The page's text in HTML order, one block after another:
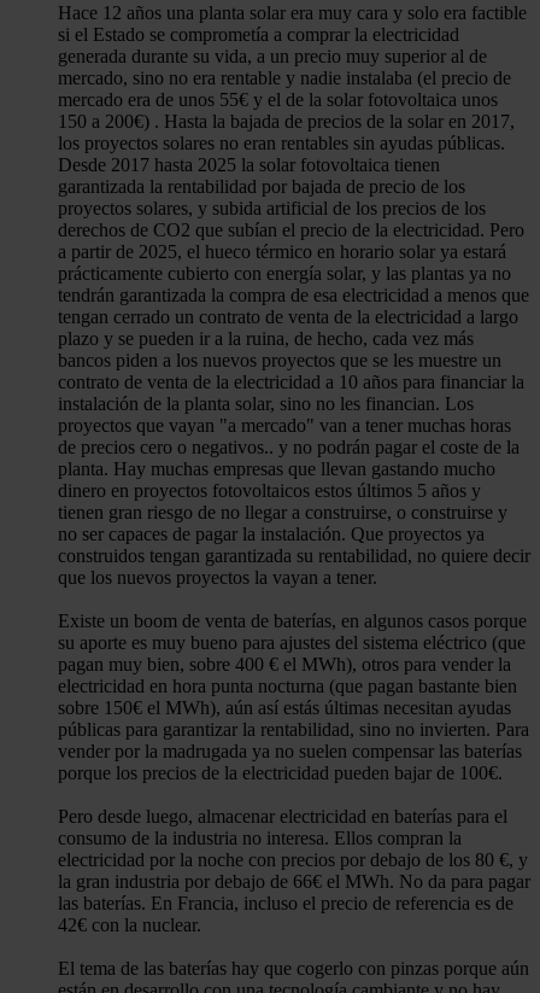
Hace 12 años una planta solar era muy cara y solo era factible
si el Estado se comprometía a comprar la electricidad
generada durante su vida, a un precio muy superior al de
mercado, sino no era rentable y nadie instalaba (el precio de
mercado era de unos 55€ y el de la solar fotovoltaica unos
150 a 200€) . Hasta la bajada de precios de la solar en 2017,
los proyectos solares no eran rentables sin ayudas públicas.
Desde 2017 hasta 2025 la solar fotovoltaica tienen
garantizada la rentabilidad por bajada de precio de los
proyectos solares, y subida artificial de los precios de los
derechos de CO2 que subían el precio de la electricidad. Pero
a partir de 2025, el hueco térmico en horario solar ya estará
prácticamente cubierto con energía solar, y las plantas ya no
tendrán garantizada la compra de esa electricidad a menos que
tengan cerrado un contrato de venta de la electricidad a largo
plazo y se pueden ir a la ruina, de hecho, cada vez más
bancos piden a los nuevos proyectos que se les muestre un
contrato de venta de la electricidad a 10 años para financiar la
instalación de la planta solar, sino no les financian. Los
proyectos que vayan "a mercado" van a tener muchas horas
de precios cero o negativos.. y no podrán pagar el coste de la
planta. Hay muchas empresas que llevan gastando mucho
dinero en proyectos fotovoltaicos estos últimos 5 años y
tienen gran riesgo de no llegar a construirse, o construirse y
no ser capaces de pagar la instalación. Que proyectos ya
construidos tengan garantizada su rentabilidad, no quiere decir
que los nuevos proyectos la vayan a tener.
Existe un boom de venta de baterías, en algunos casos porque
su aporte es muy bueno para ajustes del sistema eléctrico (que
pagan muy bien, sobre 400 € el MWh), otros para vender la
electricidad en hora punta nocturna (que pagan bastante bien
sobre 150€ el MWh), aún así estás últimas necesitan ayudas
públicas para garantizar la rentabilidad, sino no invierten. Para
vender por la madrugada ya no suelen compensar las baterías
porque los precios de la electricidad pueden bajar de 100€.
Pero desde luego, almacenar electricidad en baterías para el
consumo de la industria no interesa. Ellos compran la
electricidad por la noche con precios por debajo de los 80 €, y
la gran industria por debajo de 66€ el MWh. No da para pagar
las baterías. En Francia, incluso el precio de referencia es de
42€ con la nuclear.
El tema de las baterías hay que cogerlo con pinzas porque aún